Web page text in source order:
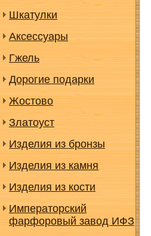
Шкатулки
Аксессуары
Гжель
Дорогие подарки
Жостово
Златоуст
Изделия из бронзы
Изделия из камня
Изделия из кости
Императорский
фарфоровый завод ИФЗ